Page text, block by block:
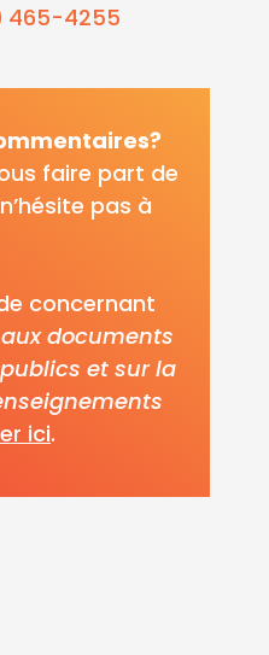
465-4255
faire part de
pas à
concernant
aux documents
et sur la
ici.